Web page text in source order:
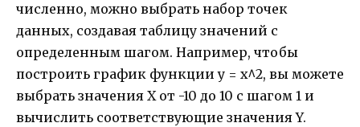
численно, можно выбрать набор точек
данных, создавая таблицу значений с
определенным шагом. Например, чтобы
построить график функции y = x^2, вы можете
выбрать значения X от -10 до 10 с шагом 1 и
вычислить соответствующие значения Y.